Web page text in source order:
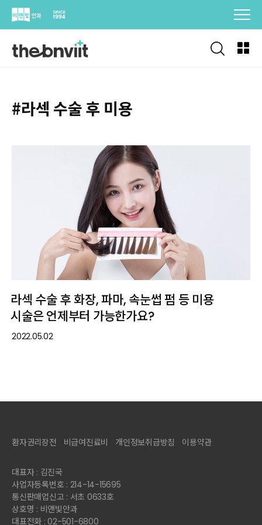
Skip
#라섹 수술 후 미용
라섹 수술 후 화장, 파마, 속눈썹 펌 등 미용
시술은 언제부터 가능한가요?
2022.05.02
환자권리장전 비급여진료비 개인정보취급방침 이용약관
대표자 : 김진국
사업자등록번호 : 214-14-15695
통신판매업신고 : 서초 0633호
상호명 : 비앤빛안과
대표전화 : 02-501-6800